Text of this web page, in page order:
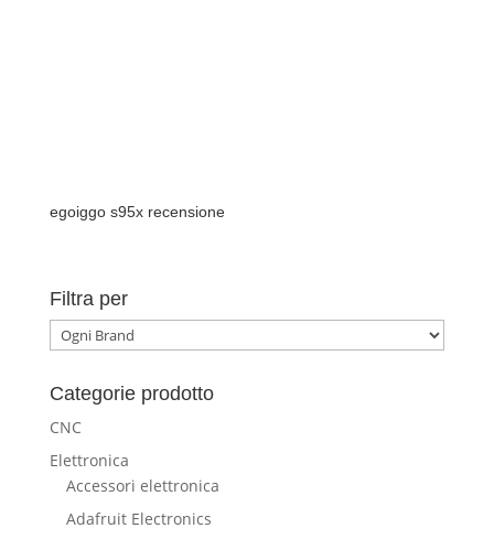
egoiggo s95x recensione
Filtra per
Categorie prodotto
CNC
Elettronica
Accessori elettronica
Adafruit Electronics